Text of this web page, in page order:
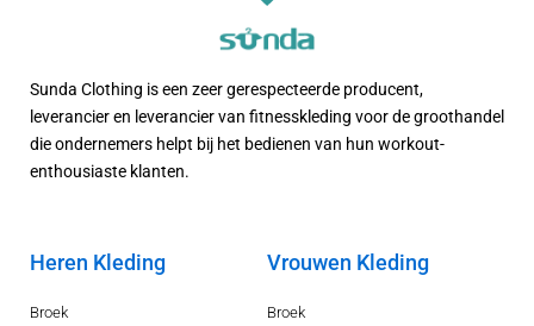
Sunda Clothing is een zeer gerespecteerde producent,
leverancier en leverancier van fitnesskleding voor de groothandel
die ondernemers helpt bij het bedienen van hun workout-
enthousiaste klanten.
Heren Kleding
Broek
Vrouwen Kleding
Broek